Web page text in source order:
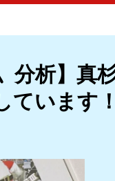
分析】真
ています